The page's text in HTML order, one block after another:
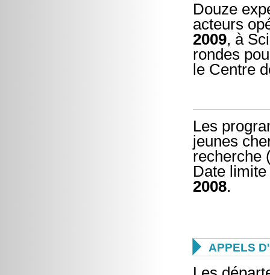
Douze
acteurs
2009, à
rondes
le Centre
Les
jeunes
recherche
Date
2008.
 APPELS